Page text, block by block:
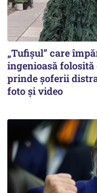
„Tufișul” care
ingenioasă
prinde șoferii
foto și video